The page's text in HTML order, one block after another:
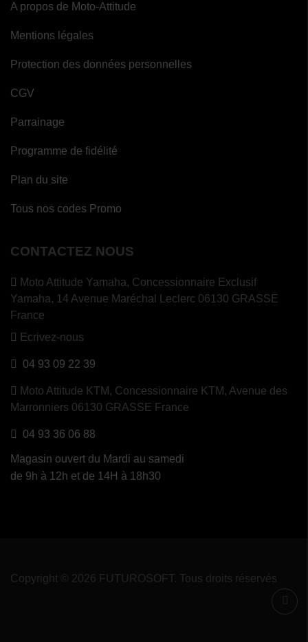
A propos de Moto-Attitude
Mentions légales
Protection des données personnelles
CGV
Parrainage
Programme de fidélité
Plan du site
Tous nos codes Promo
CONTACTEZ NOUS
Moto Attitude Yamaha, Concessionnaire Exclusif
Yamaha, 14 Avenue Maréchal Leclerc 06130 GRASSE
France
Ecrivez-nous
04 93 09 22 39
Moto Attitude KTM, Concessionnaire KTM, Avenue des
Marronniers 06130 GRASSE France
04 93 36 06 88
Magasin ouvert du Mardi au samedi
de 9h à 12h et de 14H à 18h30
Copyright © 2026 FUTUROSOFT. Tous droits réservés